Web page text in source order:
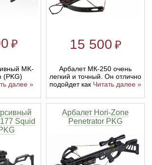
₽
MK-
(PKG)
далее »
15 500 ₽
Арбалет МК-250 очень
легкий и точный. Он отлично
подойдет как Читать далее »
Squid
Арбалет Hori-Zone
Penetrator PKG